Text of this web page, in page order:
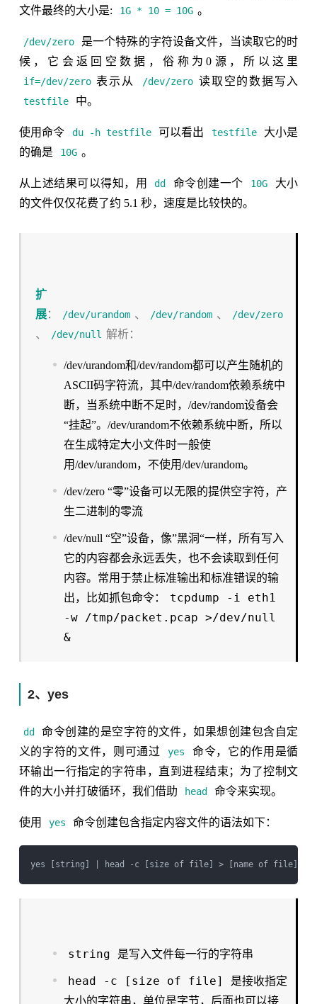
文件最终的大小是:
1G * 10 = 10G 。
/dev/zero
是一个特殊的字符设备文件，当读取它的时
候，它会返回空数据，俗称为0源，所以这里
if=/dev/zero 表示从 /dev/zero 读取空的数据写入
testfile 中。
使用命令 du -h testfile 可以看出 testfile
大小是
的确是
10G 。
从上述结果可以得知，用 dd 命令创建一个 10G
大小
的文件仅仅花费了约 5.1 秒，速度是比较快的。
扩
展： /dev/urandom 、 /dev/random 、 /dev/zero
、 /dev/null 解析：
/dev/urandom和/dev/random都可以产生随机的
ASCII码字符流，其中/dev/random依赖系统中
断，当系统中断不足时，/dev/random设备会
“挂起”。/dev/urandom不依赖系统中断，所以
在生成特定大小文件时一般使
用/dev/urandom，不使用/dev/urandom。
/dev/zero “零”设备可以无限的提供空字符，产
生二进制的零流
/dev/null “空”设备，像”黑洞“一样，所有写入
它的内容都会永远丢失，也不会读取到任何
内容。常用于禁止标准输出和标准错误的输
出，比如抓包命令：
tcpdump -i eth1
-w /tmp/packet.pcap >/dev/null
&
2、yes
dd
命令创建的是空字符的文件，如果想创建包含自定
义的字符的文件，则可通过
yes
命令，它的作用是循
环输出一行指定的字符串，直到进程结束；为了控制文
件的大小并打破循环，我们借助
head 命令来实现。
使用 yes 命令创建包含指定内容文件的语法如下：
string 是写入文件每一行的字符串
head -c [size of file]
是接收指定
大小的字符串，单位是字节，后面也可以接